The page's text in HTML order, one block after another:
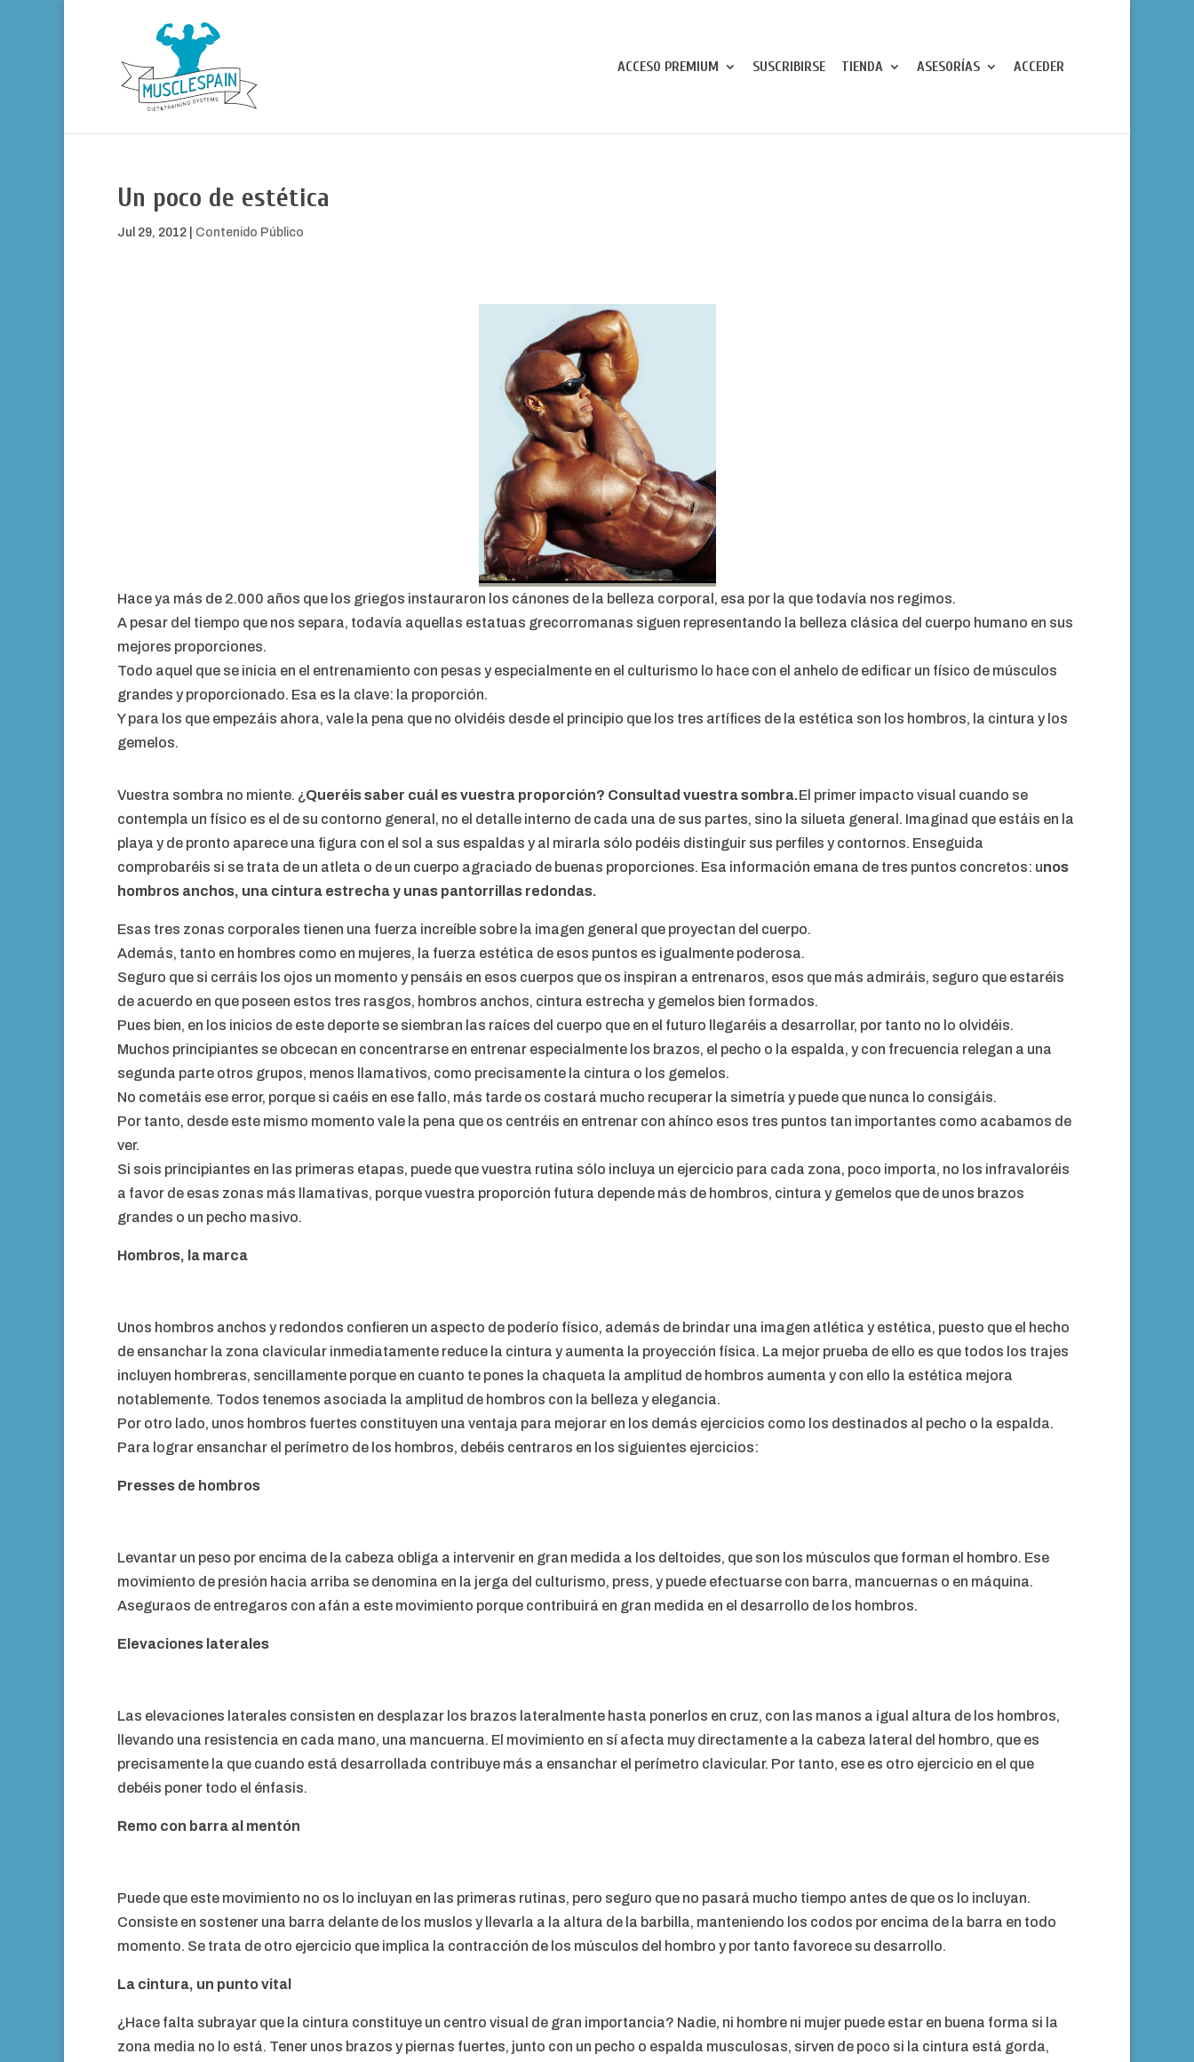
ACCESO PREMIUM SUSCRIBIRSE TIENDA ASESORÍAS ACCEDER
Un poco de estética
Jul 29, 2012 Contenido Público
Hace ya más de 2.000 años que los griegos instauraron los cánones de la belleza corporal, esa por la que todavía nos regimos.
A pesar del tiempo que nos separa, todavía aquellas estatuas grecorromanas siguen representando la belleza clásica del cuerpo humano en sus
mejores proporciones.
Todo aquel que se inicia en el entrenamiento con pesas y especialmente en el culturismo lo hace con el anhelo de edificar un físico de músculos
grandes y proporcionado. Esa es la clave: la proporción.
Y para los que empezáis ahora, vale la pena que no olvidéis desde el principio que los tres artífices de la estética son los hombros, la cintura y los
gemelos.
Vuestra sombra no miente. ¿Queréis saber cuál es vuestra proporción? Consultad vuestra sombra.El primer impacto visual cuando se
contempla un físico es el de su contorno general, no el detalle interno de cada una de sus partes, sino la silueta general. Imaginad que estáis en la
playa y de pronto aparece una figura con el sol a sus espaldas y al mirarla sólo podéis distinguir sus perfiles y contornos. Enseguida
comprobaréis si se trata de un atleta o de un cuerpo agraciado de buenas proporciones. Esa información emana de tres puntos concretos: unos
hombros anchos, una cintura estrecha y unas pantorrillas redondas.
Esas tres zonas corporales tienen una fuerza increíble sobre la imagen general que proyectan del cuerpo.
Además, tanto en hombres como en mujeres, la fuerza estética de esos puntos es igualmente poderosa.
Seguro que si cerráis los ojos un momento y pensáis en esos cuerpos que os inspiran a entrenaros, esos que más admiráis, seguro que estaréis
de acuerdo en que poseen estos tres rasgos, hombros anchos, cintura estrecha y gemelos bien formados.
Pues bien, en los inicios de este deporte se siembran las raíces del cuerpo que en el futuro llegaréis a desarrollar, por tanto no lo olvidéis.
Muchos principiantes se obcecan en concentrarse en entrenar especialmente los brazos, el pecho o la espalda, y con frecuencia relegan a una
segunda parte otros grupos, menos llamativos, como precisamente la cintura o los gemelos.
No cometáis ese error, porque si caéis en ese fallo, más tarde os costará mucho recuperar la simetría y puede que nunca lo consigáis.
Por tanto, desde este mismo momento vale la pena que os centréis en entrenar con ahínco esos tres puntos tan importantes como acabamos de
ver.
Si sois principiantes en las primeras etapas, puede que vuestra rutina sólo incluya un ejercicio para cada zona, poco importa, no los infravaloréis
a favor de esas zonas más llamativas, porque vuestra proporción futura depende más de hombros, cintura y gemelos que de unos brazos
grandes o un pecho masivo.
Hombros, la marca
Unos hombros anchos y redondos confieren un aspecto de poderío físico, además de brindar una imagen atlética y estética, puesto que el hecho
de ensanchar la zona clavicular inmediatamente reduce la cintura y aumenta la proyección física. La mejor prueba de ello es que todos los trajes
incluyen hombreras, sencillamente porque en cuanto te pones la chaqueta la amplitud de hombros aumenta y con ello la estética mejora
notablemente. Todos tenemos asociada la amplitud de hombros con la belleza y elegancia.
Por otro lado, unos hombros fuertes constituyen una ventaja para mejorar en los demás ejercicios como los destinados al pecho o la espalda.
Para lograr ensanchar el perímetro de los hombros, debéis centraros en los siguientes ejercicios:
Presses de hombros
Levantar un peso por encima de la cabeza obliga a intervenir en gran medida a los deltoides, que son los músculos que forman el hombro. Ese
movimiento de presión hacia arriba se denomina en la jerga del culturismo, press, y puede efectuarse con barra, mancuernas o en máquina.
Aseguraos de entregaros con afán a este movimiento porque contribuirá en gran medida en el desarrollo de los hombros.
Elevaciones laterales
Las elevaciones laterales consisten en desplazar los brazos lateralmente hasta ponerlos en cruz, con las manos a igual altura de los hombros,
llevando una resistencia en cada mano, una mancuerna. El movimiento en sí afecta muy directamente a la cabeza lateral del hombro, que es
precisamente la que cuando está desarrollada contribuye más a ensanchar el perímetro clavicular. Por tanto, ese es otro ejercicio en el que
debéis poner todo el énfasis.
Remo con barra al mentón
Puede que este movimiento no os lo incluyan en las primeras rutinas, pero seguro que no pasará mucho tiempo antes de que os lo incluyan.
Consiste en sostener una barra delante de los muslos y llevarla a la altura de la barbilla, manteniendo los codos por encima de la barra en todo
momento. Se trata de otro ejercicio que implica la contracción de los músculos del hombro y por tanto favorece su desarrollo.
La cintura, un punto vital
¿Hace falta subrayar que la cintura constituye un centro visual de gran importancia? Nadie, ni hombre ni mujer puede estar en buena forma si la
zona media no lo está. Tener unos brazos y piernas fuertes, junto con un pecho o espalda musculosas, sirven de poco si la cintura está gorda,